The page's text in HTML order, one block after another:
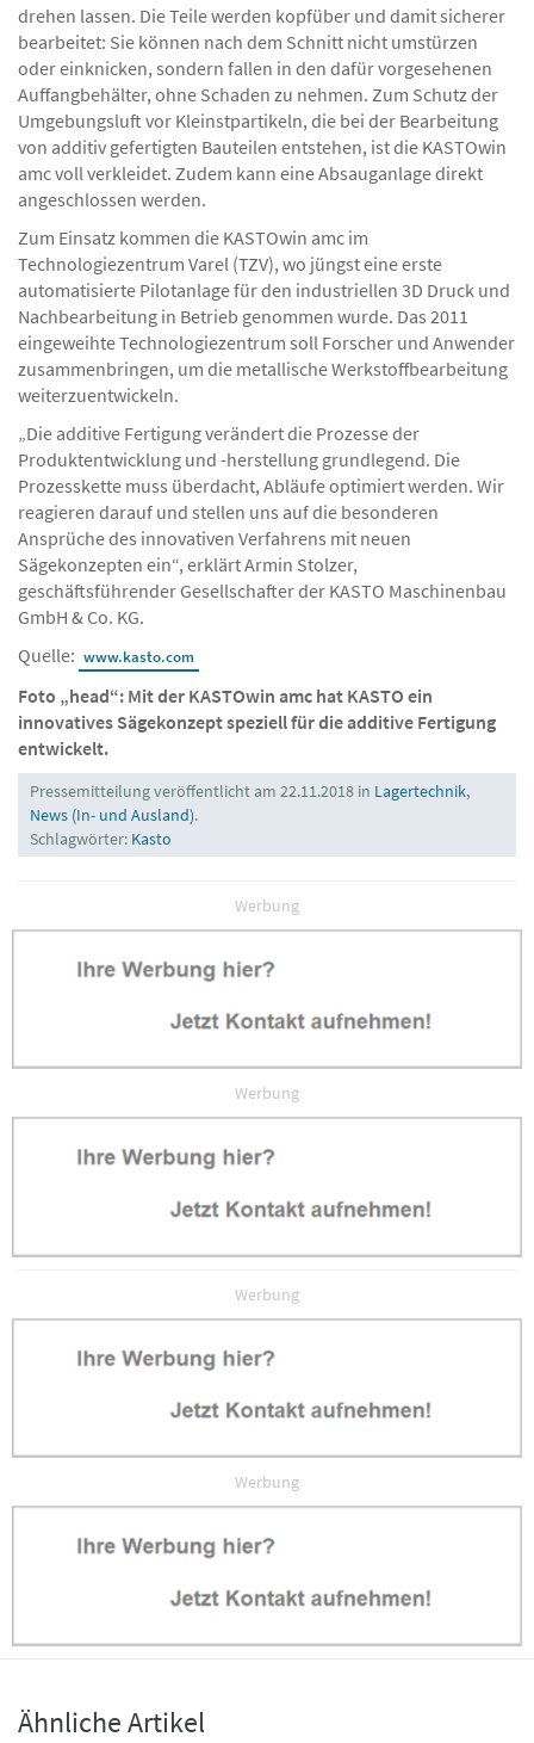
drehen lassen. Die Teile werden kopfüber und damit sicherer
bearbeitet: Sie können nach dem Schnitt nicht umstürzen
oder einknicken, sondern fallen in den dafür vorgesehenen
Auffangbehälter, ohne Schaden zu nehmen. Zum Schutz der
Umgebungsluft vor Kleinstpartikeln, die bei der Bearbeitung
von additiv gefertigten Bauteilen entstehen, ist die KASTOwin
amc voll verkleidet. Zudem kann eine Absauganlage direkt
angeschlossen werden.
Zum Einsatz kommen die KASTOwin amc im
Technologiezentrum Varel (TZV), wo jüngst eine erste
automatisierte Pilotanlage für den industriellen 3D Druck und
Nachbearbeitung in Betrieb genommen wurde. Das 2011
eingeweihte Technologiezentrum soll Forscher und Anwender
zusammenbringen, um die metallische Werkstoffbearbeitung
weiterzuentwickeln.
„Die additive Fertigung verändert die Prozesse der
Produktentwicklung und -herstellung grundlegend. Die
Prozesskette muss überdacht, Abläufe optimiert werden. Wir
reagieren darauf und stellen uns auf die besonderen
Ansprüche des innovativen Verfahrens mit neuen
Sägekonzepten ein“, erklärt Armin Stolzer,
geschäftsführender Gesellschafter der KASTO Maschinenbau
GmbH & Co. KG.
Quelle: www.kasto.com
Foto „head“: Mit der KASTOwin amc hat KASTO ein
innovatives Sägekonzept speziell für die additive Fertigung
entwickelt.
Pressemitteilung veröffentlicht am 22.11.2018 in Lagertechnik,
News (In- und Ausland).
Schlagwörter: Kasto
Werbung
Werbung
Werbung
Werbung
Ähnliche Artikel